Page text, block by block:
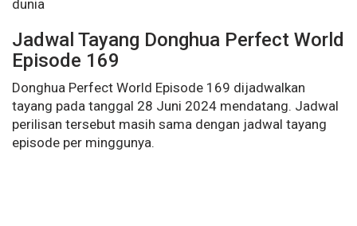
dunia
Jadwal Tayang Donghua Perfect World
Episode 169
Donghua Perfect World Episode 169 dijadwalkan
tayang pada tanggal 28 Juni 2024 mendatang. Jadwal
perilisan tersebut masih sama dengan jadwal tayang
episode per minggunya.